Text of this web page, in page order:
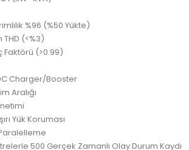
%96 (%50 Yükte)
THD (<%3)
Faktörü (>0.99)
Charger/Booster
Aralığı
Yük Koruması
500 Gerçek Zamanlı Olay Durum Kaydı